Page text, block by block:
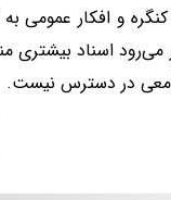
و افکار عمومی
می‌رود اسناد بیشتری
در دسترس نیست.